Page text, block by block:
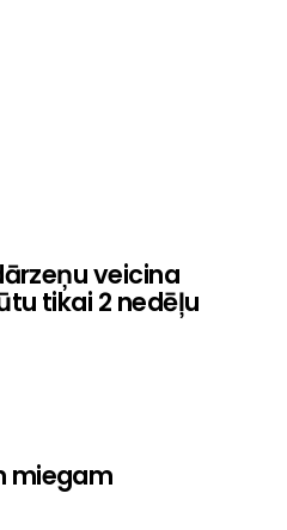
veicina
tikai 2 nedēļu
miegam